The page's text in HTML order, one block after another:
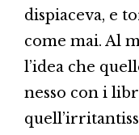
dispiaceva, e
come mai. Al
l’idea che
nesso con i